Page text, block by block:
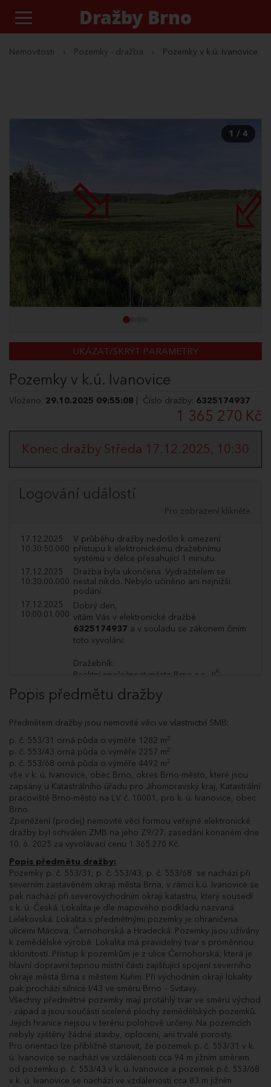
Dražby Brno
Nemovitosti › Pozemky - dražba › Pozemky v k.ú. Ivanovice
1 / 4
UKÁZAT/SKRÝT PARAMETRY
Pozemky v k.ú. Ivanovice
Vloženo: 29.10.2025 09:55:08 | Číslo dražby: 6325174937
1 365 270 Kč
Konec dražby Středa 17.12.2025, 10:30
Logování událostí
Pro zobrazení klikněte.
17.12.2025
10:30:50.000
V průběhu dražby nedošlo k omezení
přístupu k elektronickému dražebnímu
systému v délce přesahující 1 minutu.
17.12.2025
10:30:00.000
Dražba byla ukončena. Vydražitelem se
nestal nikdo. Nebylo učiněno ani nejnižší
podání.
17.12.2025
10:00:01.000
Dobrý den,
vítám Vás v elektronické dražbě
6325174937 a v souladu se zákonem činím
toto vyvolání:
Dražebník:
Realitní společnost města Brna a.s., IČ:
07379161, DIČ CZ07379161
se sídlem Panská 361/13, Brno-město, 602 00
zapsaná v obchodním rejstříku vedeném u
Licitátor: Jana Hradilová
Navrhovatel:
Statutární město Brno, IČO: 44992785, DIČ:
CZ44992785
Předpokládané ukončení dražby: 17.12.2025
v 10:30
a jejich příslušenství ve vlastnictví SMB:
Předmětem dražby je nemovitá věc ve
vlastnictví SMB:
p. č. 553/31 orná půda o výměře 1282 m2
p. č. 553/43 orná půda o výměře 2257 m
p. č. 553/68 orná půda o výměře 4492 m
vše v k. ú. Ivanovice, obec Brno, okres Brno-
město, které jsou zapsány u Katastrálního
úřadu pro Jihomoravský kraj, Katastrální
pracoviště Brno-město na LV č. 10001, pro k.
ú. Ivanovice, obec Brno.
Zpeněžení (prodej) nemovité věci formou
veřejné elektronické dražby byl schválen
ZMB na jeho Z9/27. zasedání konaném dne
10. 6. 2025 za vyvolávací cenu 1.365.270 Kč.
Vyvolávací cena: 1 365 270 Kč
Minimální příhoz: 30 000 Kč
Dražební jistota: 136 527 Kč
Popis předmětu dražby
Předmětem dražby jsou nemovité věci ve vlastnictví SMB:
p. č. 553/31 orná půda o výměře 1282 m2
p. č. 553/43 orná půda o výměře 2257 m2
p. č. 553/68 orná půda o výměře 4492 m2
vše v k. ú. Ivanovice, obec Brno, okres Brno-město, které jsou
zapsány u Katastrálního úřadu pro Jihomoravský kraj, Katastrální
pracoviště Brno-město na LV č. 10001, pro k. ú. Ivanovice, obec
Brno.
Zpeněžení (prodej) nemovité věci formou veřejné elektronické
dražby byl schválen ZMB na jeho Z9/27. zasedání konaném dne
10. 6. 2025 za vyvolávací cenu 1.365.270 Kč.
Popis předmětu dražby:
Pozemky p. č. 553/31, p. č. 553/43, p. č. 553/68 se nachází při
severním zastavěném okraji města Brna, v rámci k.ú. Ivanovice se
pak nachází při severovýchodním okraji katastru, který sousedí
s k. ú. Česká. Lokalita je dle mapového podkladu nazvaná
Lelekovská. Lokalita s předmětnými pozemky je ohraničena
ulicemi Mácova, Černohorská a Hradecká. Pozemky jsou užívány
k zemědělské výrobě. Lokalita má pravidelný tvar s proměnnou
sklonitostí. Přístup k pozemkům je z ulice Černohorská, která je
hlavní dopravní tepnou místní části zajišťující spojení severního
okraje města Brna s městem Kuřim. Při východním okraji lokality
pak prochází silnice I/43 ve směru Brno – Svitavy.
Všechny předmětné pozemky mají protáhlý tvar ve směru východ
- západ a jsou součástí scelené plochy zemědělských pozemků.
Jejich hranice nejsou v terénu polohově určeny. Na pozemcích
nebyly zjištěny žádné stavby, oplocení, ani trvalé porosty.
Pro orientaci lze přibližně stanovit, že pozemek p. č. 553/31 v k.
ú. Ivanovice se nachází ve vzdálenosti cca 94 m jižním směrem
od pozemku p. č. 553/43 v k. ú. Ivanovice a pozemek p.č. 553/68
v k. ú. Ivanovice se nachází ve vzdálenosti cca 83 m jižním